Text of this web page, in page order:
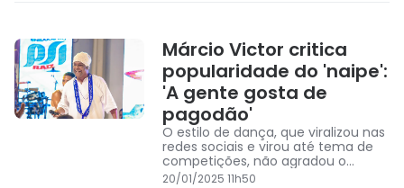
Márcio Victor critica
popularidade do 'naipe':
'A gente gosta de
pagodão'
O estilo de dança, que viralizou nas
redes sociais e virou até tema de
competições, não agradou o
vocalista
20/01/2025 11h50